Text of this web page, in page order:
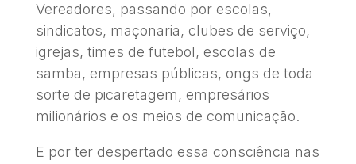
Vereadores, passando por escolas,
sindicatos, maçonaria, clubes de serviço,
igrejas, times de futebol, escolas de
samba, empresas públicas, ongs de toda
sorte de picaretagem, empresários
milionários e os meios de comunicação.
E por ter despertado essa consciência nas